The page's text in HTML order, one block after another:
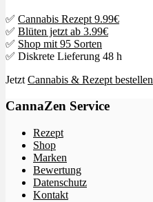
✅ Cannabis Rezept 9.99€
✅ Blüten jetzt ab 3.99€
✅ Shop mit 95 Sorten
✅ Diskrete Lieferung 48 h
Jetzt Cannabis & Rezept bestellen
CannaZen Service
Rezept
Shop
Marken
Bewertung
Datenschutz
Kontakt